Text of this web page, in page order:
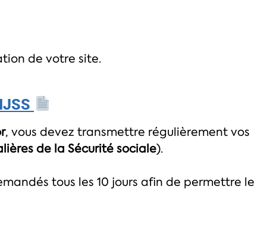
de votre site.
, vous devez transmettre régulièrement vos
de la Sécurité sociale).
tous les 10 jours afin de permettre le